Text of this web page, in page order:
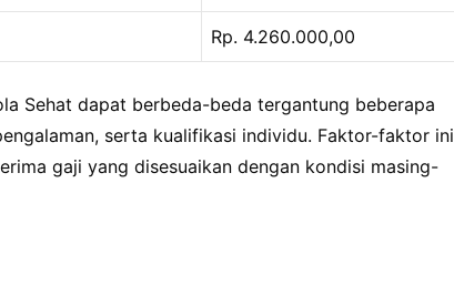
Rp. 4.260.000,00
Sehat dapat berbeda-beda tergantung beberapa
serta kualifikasi individu. Faktor-faktor ini
gaji yang disesuaikan dengan kondisi masing-